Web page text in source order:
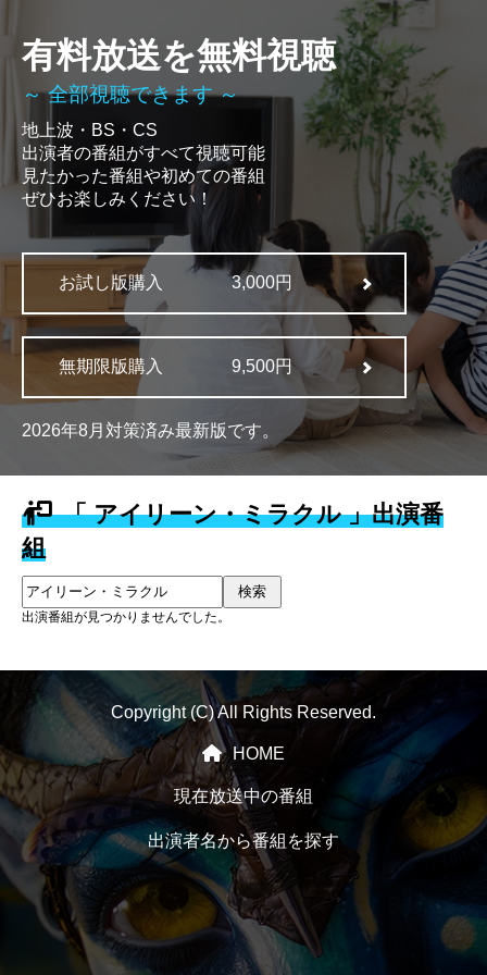
有料放送を無料視聴
～ 全部視聴できます ～
地上波・BS・CS
出演者の番組がすべて視聴可能
見たかった番組や初めての番組
ぜひお楽しみください！
お試し版購入 3,000円
無期限版購入 9,500円
2026年8月対策済み最新版です。
「 アイリーン・ミラクル 」出演番
組
検索
出演番組が見つかりませんでした。
Copyright (C) All Rights Reserved.
HOME
現在放送中の番組
出演者名から番組を探す